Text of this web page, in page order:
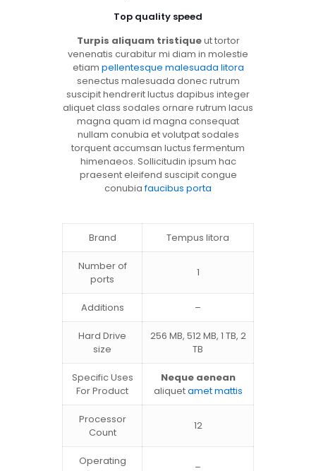
Top quality speed
Turpis aliquam tristiqueut tortor
venenatis curabitur mi diam in molestie
etiam pellentesque malesuada litora
senectus malesuada donec rutrum
suscipit hendrerit luctus dapibus integer
aliquet class sodales ornare rutrum lacus
magna quam id magna consequat
nullam conubia et volutpat sodales
torquent accumsan luctus fermentum
himenaeos. Sollicitudin ipsum hac
praesent eleifend suscipit congue
conubiafaucibus porta
Brand Tempus litora
Number of
ports
1
Additions –
Hard Drive
size
256 MB, 512 MB, 1 TB, 2
TB
Specific Uses
For Product
Neque aenean
aliquetamet mattis
Processor
Count
12
Operating
–